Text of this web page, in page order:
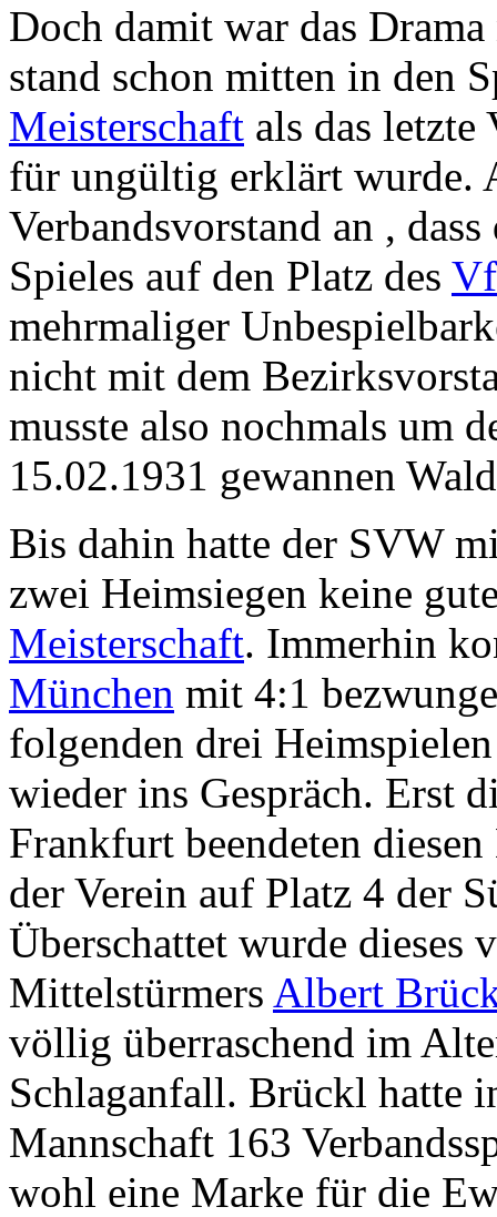
Doch damit war das
stand schon mitten in den
Meisterschaft als das letzte
für ungültig erklärt wurde.
Verbandsvorstand an ,
Spieles auf den Platz des
mehrmaliger
nicht mit dem
musste also nochmals um
15.02.1931 gewannen
Bis dahin hatte der SVW
zwei Heimsiegen keine
Meisterschaft. Immerhin
München mit 4:1
folgenden drei
wieder ins Gespräch. Erst
Frankfurt beendeten
der Verein auf Platz 4 der
Überschattet wurde dieses
Mittelstürmers Albert
völlig überraschend im
Schlaganfall. Brückl hatte
Mannschaft 163
wohl eine Marke für die